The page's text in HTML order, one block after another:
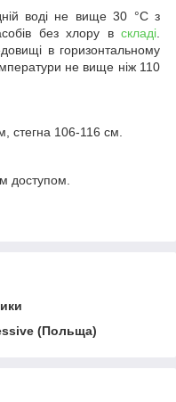
воді не вище 30 °C з
без хлору в складі
в горизонтальному
не вище ніж 110
стегна 106-116 см.
доступом.
(Польща)